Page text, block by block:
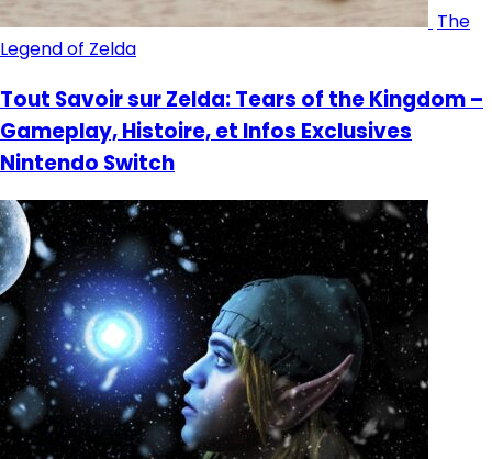
The
Legend of Zelda
Tout Savoir sur Zelda: Tears of the Kingdom –
Gameplay, Histoire, et Infos Exclusives
Nintendo Switch